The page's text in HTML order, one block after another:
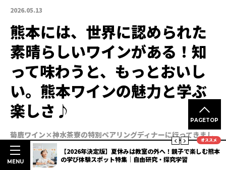
2026.05.13
熊本には、世界に認められた
素晴らしいワインがある！知
って味わうと、もっとおいし
い。熊本ワインの魅力と学ぶ
楽しさ♪
菊鹿ワイン×神水茶寮の特別ペアリングディナーに行ってきまし
た
熊本ワインを学び、味わう、県産酒を盛り上げるイベントの
様子をご紹介。さらに、熊本のお酒を学んで楽しめる「くまもと
県産酒検定」第2回の開催も決定
2026年6月7日(日) 検定試
PAGETOP
オススメ
度抜群
【2026年決定版】夏休みは教室の外へ！親子で楽しむ熊本
の学び体験スポット特集｜自由研究・探究学習
MENU